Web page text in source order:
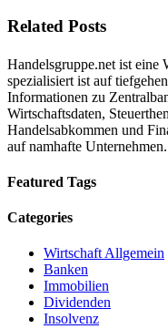
Related Posts
Handelsgruppe.net ist eine
spezialisiert ist auf
Informationen zu
Wirtschaftsdaten,
Handelsabkommen und
auf namhafte Unternehmen.
Featured Tags
Categories
Wirtschaft Allgemein
Banken
Immobilien
Dividenden
Insolvenz